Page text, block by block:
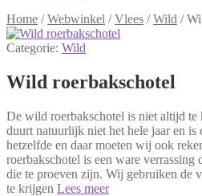
Home /Webwinkel /Vlees /Wild /
Categorie: Wild
Wild roerbakschotel
De wild roerbakschotel is niet altijd
duurt natuurlijk niet het hele jaar en
hetzelfde en daar moeten wij ook
roerbakschotel is een ware verrassing
die te proeven zijn. Wij gebruiken de
te krijgen Lees meer